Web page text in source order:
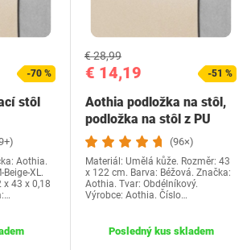
-70 %
stôl
Aothia.
XL.
x 43 x 0,18
€ 14,19
€ 28,99
-51 %
Aothia podložka na stôl,
podložka na stôl z PU
kože,…
(96×)
Materiál: Umělá kůže. Rozměr: 43
x 122 cm. Barva: Béžová. Značka:
Aothia. Tvar: Obdélníkový.
Výrobce: Aothia. Číslo…
Posledný kus skladem